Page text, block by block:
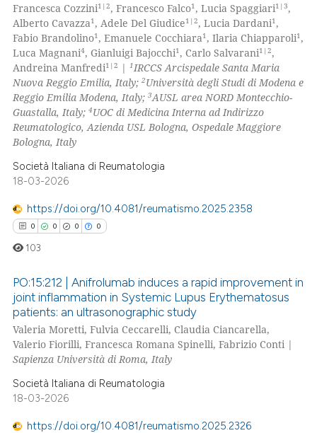
Citing Publications
Supporting
Mentioning
Contrasting
how this article has been
atscite.ai
cited by providing the
of the citation, a
describing whether
claim, and a label
in which section the
was made.
Francesca Cozzini1|2, Francesco Falco1, Lucia Spaggiari1|3,
Alberto Cavazza1, Adele Del Giudice1|2, Lucia Dardani1,
Fabio Brandolino1, Emanuele Cocchiara1, Ilaria Chiapparoli1,
Luca Magnani4, Gianluigi Bajocchi1, Carlo Salvarani1|2,
Andreina Manfredi1|2 |1IRCCS Arcispedale Santa Maria
Nuova Reggio Emilia, Italy;2Università degli Studi di Modena e
Reggio Emilia Modena, Italy;3AUSL area NORD Montecchio-
Guastalla, Italy;4UOC di Medicina Interna ad Indirizzo
Reumatologico, Azienda USL Bologna, Ospedale Maggiore
Bologna, Italy
Società Italiana di Reumatologia
18-03-2026
https://doi.org/10.4081/reumatismo.2025.2358
0 0 0 0
Citing Publications
Supporting
Mentioning
Contrasting
103
PO:15:212 | Anifrolumab induces a rapid improvement in
joint inflammation in Systemic Lupus Erythematosus
patients: an ultrasonographic study
Valeria Moretti, Fulvia Ceccarelli, Claudia Ciancarella,
Valerio Fiorilli, Francesca Romana Spinelli, Fabrizio Conti |
Sapienza Università di Roma, Italy
Società Italiana di Reumatologia
18-03-2026
https://doi.org/10.4081/reumatismo.2025.2326